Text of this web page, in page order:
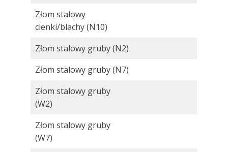
Złom stalowy
cienki/blachy (N10)
Złom stalowy gruby (N2)
Złom stalowy gruby (N7)
Złom stalowy gruby
(W2)
Złom stalowy gruby
(W7)